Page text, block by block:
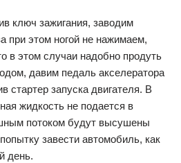
ключ зажигания, заводим
при этом ногой не нажимаем,
в этом случаи надобно продуть
давим педаль акселератора
стартер запуска двигателя. В
жидкость не подается в
потоком будут высушены
завести автомобиль, как
день.